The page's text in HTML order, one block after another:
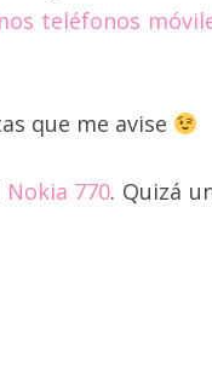
teléfonos
que me avise
Nokia 770. Quizá